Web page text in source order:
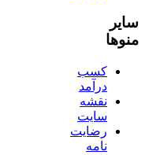
سایر
منوها
کسب
درآمد
نقشه
سایت
رضایت
نامه